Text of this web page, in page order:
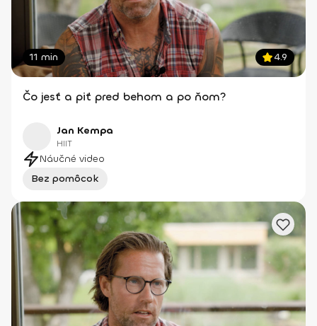
11 min 4.9
Čo jesť a piť pred behom a po ňom?
Jan Kempa
HIIT
Náučné video
Bez pomôcok